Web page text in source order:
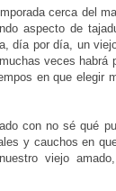
cerca del
aspecto de
día por día, un
veces habrá
en que elegir
con no sé qué
y cauchos en
viejo